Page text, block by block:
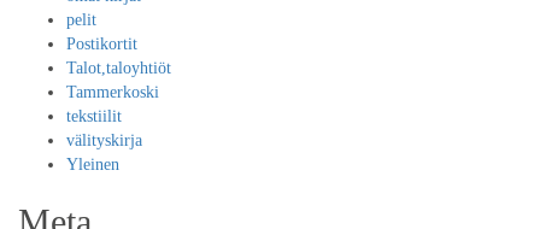
pelit
Postikortit
Talot,taloyhtiöt
Tammerkoski
tekstiilit
välityskirja
Yleinen